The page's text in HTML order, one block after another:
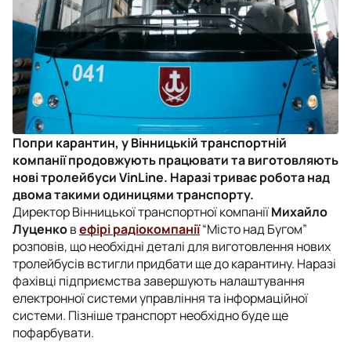
Попри карантин, у Вінницькій транспортній
компанії продовжують працювати та виготовляють
нові тролейбуси VinLine. Наразі триває робота над
двома такими одиницями транспорту.
Директор Вінницької транспортної компаніїМихайло
Луценковефірі радіокомпанії“Місто над Бугом”
розповів, що необхідні деталі для виготовлення нових
тролейбусів встигли придбати ще до карантину. Наразі
фахівці підприємства завершують налаштування
електронної системи управління та інформаційної
системи. Пізніше транспорт необхідно буде ще
пофарбувати.